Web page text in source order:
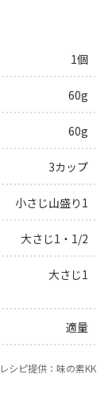
1個
60g
60g
3カップ
小さじ山盛り1
大さじ1・1/2
大さじ1
適量
レシピ提供：味の素KK